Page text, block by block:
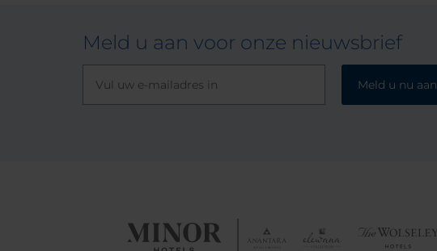
Meld u aan voor onze nieuwsbrief
Meld u nu aan